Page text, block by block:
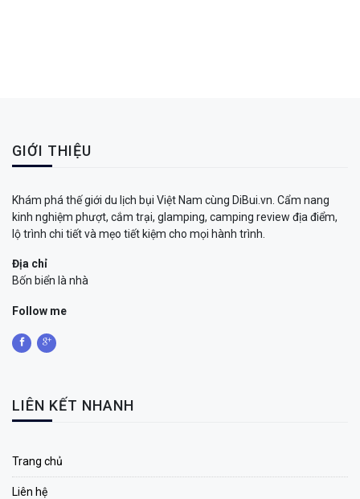
GIỚI THIỆU
Khám phá thế giới du lịch bụi Việt Nam cùng DiBui.vn. Cẩm nang
kinh nghiệm phượt, cắm trại, glamping, camping review địa điểm,
lộ trình chi tiết và mẹo tiết kiệm cho mọi hành trình.
Địa chỉ
Bốn biển là nhà
Follow me
LIÊN KẾT NHANH
Trang chủ
Liên hệ